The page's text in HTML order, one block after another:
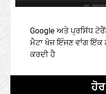
Google ਅਤੇ ਪ੍ਰਸਿੱਧ
ਮੈਟਾ ਖੋਜ ਇੰਜਣ ਵਾਂਗ ਇੱਕ
ਕਰਦੀ ਹੈ